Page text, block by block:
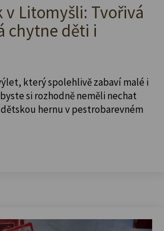
v Litomyšli: Tvořivá
chytne děti i
který spolehlivě zabaví malé i
si rozhodně neměli nechat
hernu v pestrobarevném